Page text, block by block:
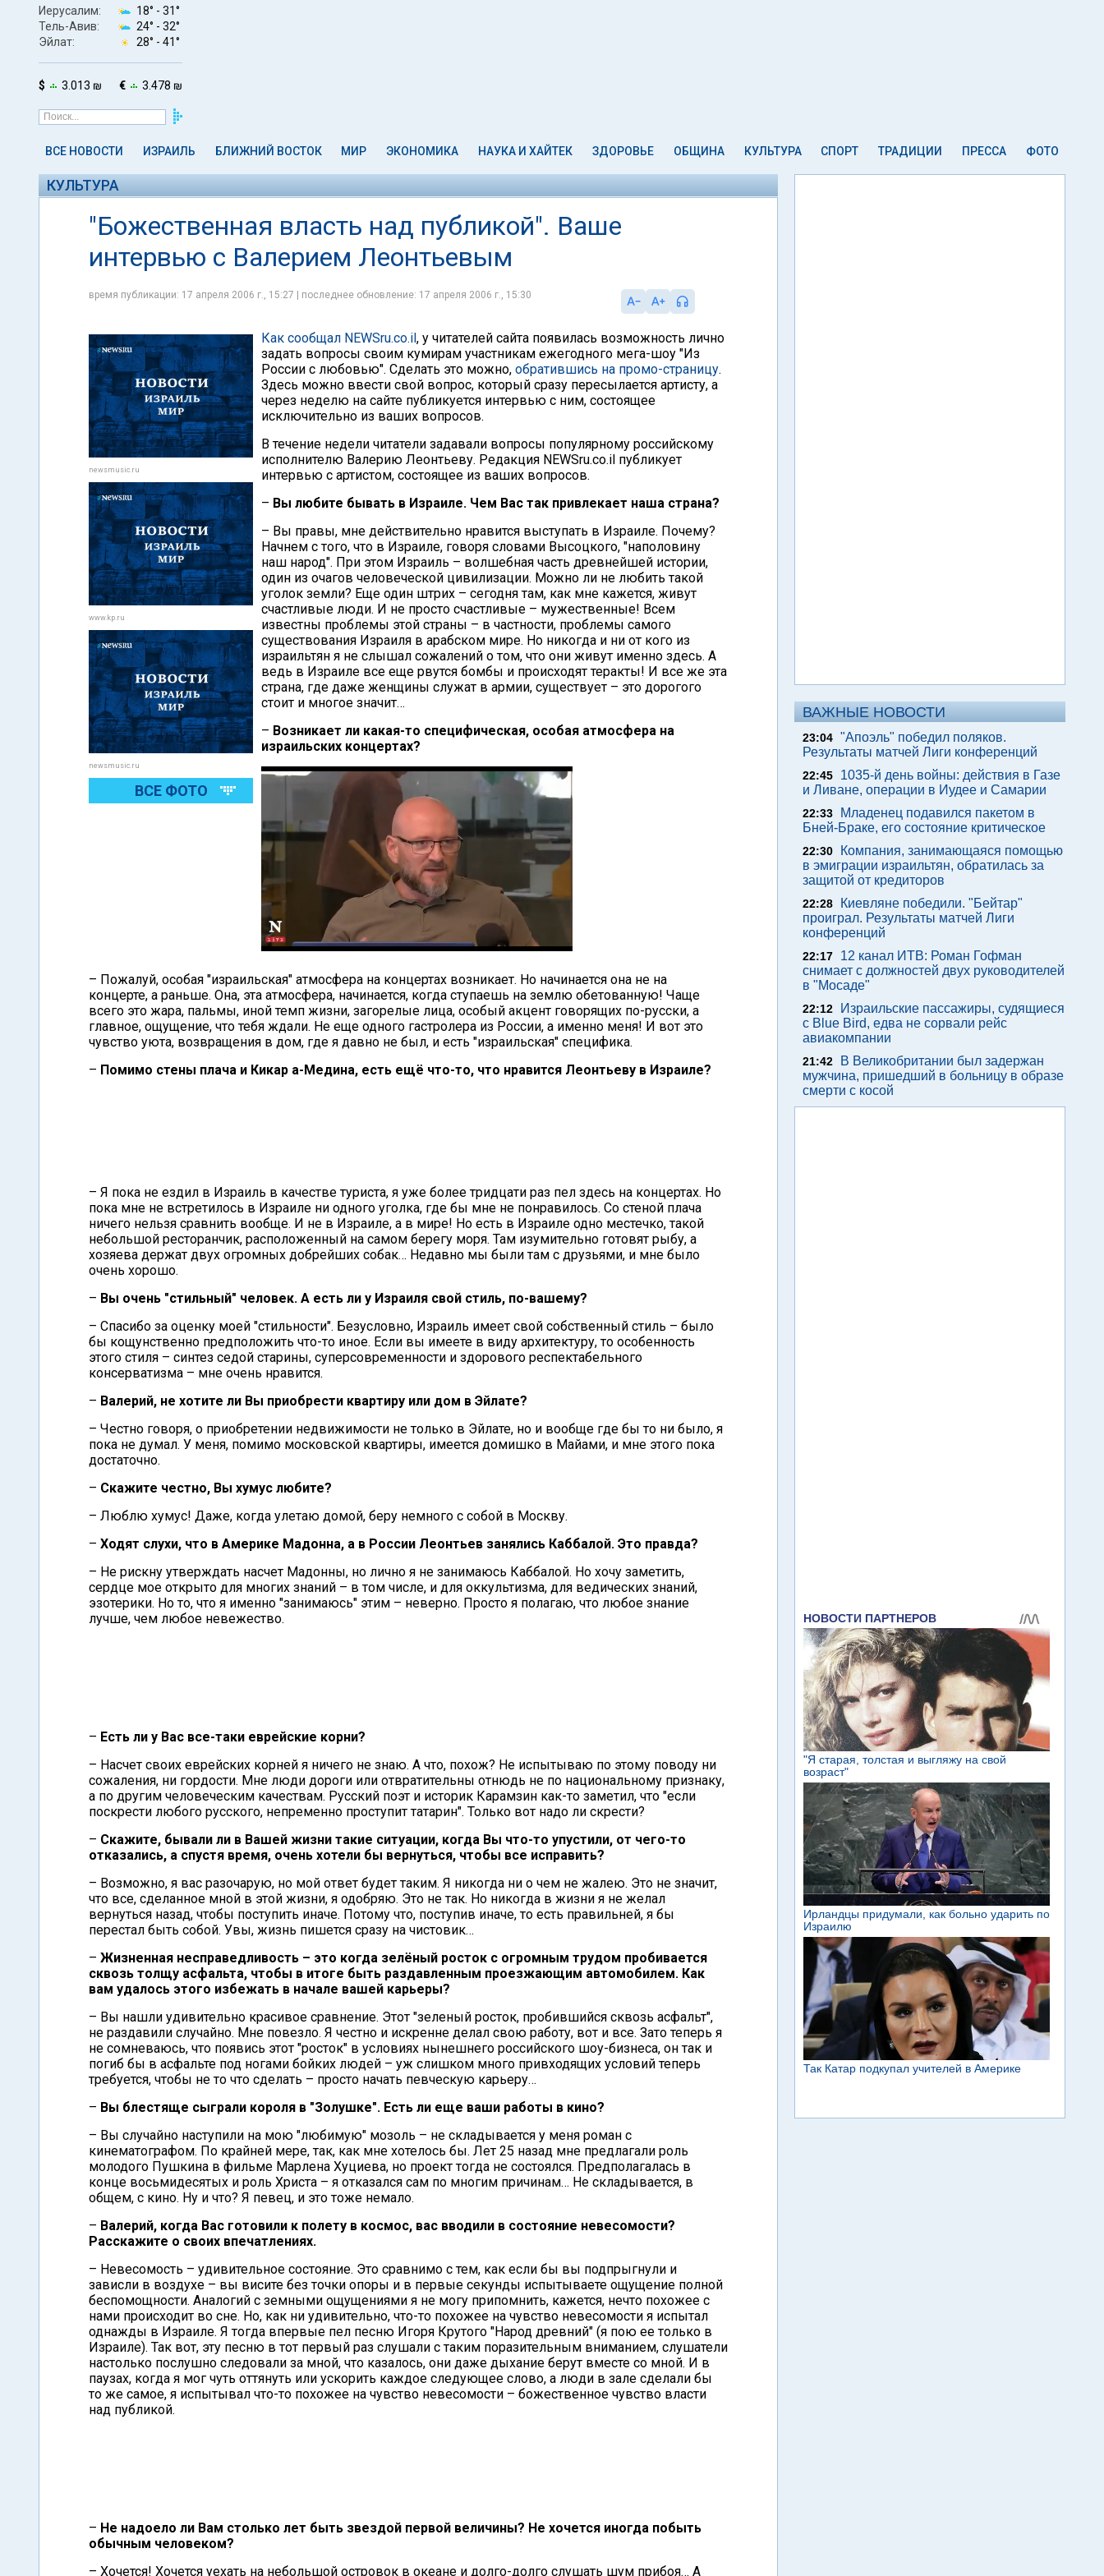
Иерусалим: 18° - 31°
Тель-Авив:
24° - 32°
Эйлат:
28° - 41°
$ 3.013 ₪ € 3.478 ₪
ВСЕ НОВОСТИ ИЗРАИЛЬ БЛИЖНИЙ ВОСТОК МИР ЭКОНОМИКА НАУКА И ХАЙТЕК ЗДОРОВЬЕ ОБЩИНА КУЛЬТУРА СПОРТ ТРАДИЦИИ ПРЕССА ФОТО
КУЛЬТУРА
"Божественная власть над публикой". Ваше
интервью с Валерием Леонтьевым
время публикации: 17 апреля 2006 г., 15:27 | последнее обновление: 17 апреля 2006 г., 15:30
newsmusic.ru
www.kp.ru
newsmusic.ru
ВСЕ ФОТО
Как сообщал NEWSru.co.il, у читателей сайта появилась возможность лично
задать вопросы своим кумирам участникам ежегодного мега-шоу "Из
России с любовью". Сделать это можно, обратившись на промо-страницу.
Здесь можно ввести свой вопрос, который сразу пересылается артисту, а
через неделю на сайте публикуется интервью с ним, состоящее
исключительно из ваших вопросов.
В течение недели читатели задавали вопросы популярному российскому
исполнителю Валерию Леонтьеву. Редакция NEWSru.co.il публикует
интервью с артистом, состоящее из ваших вопросов.
– Вы любите бывать в Израиле. Чем Вас так привлекает наша страна?
– Вы правы, мне действительно нравится выступать в Израиле. Почему?
Начнем с того, что в Израиле, говоря словами Высоцкого, "наполовину
наш народ". При этом Израиль – волшебная часть древнейшей истории,
один из очагов человеческой цивилизации. Можно ли не любить такой
уголок земли? Еще один штрих – сегодня там, как мне кажется, живут
счастливые люди. И не просто счастливые – мужественные! Всем
известны проблемы этой страны – в частности, проблемы самого
существования Израиля в арабском мире. Но никогда и ни от кого из
израильтян я не слышал сожалений о том, что они живут именно здесь. А
ведь в Израиле все еще рвутся бомбы и происходят теракты! И все же эта
страна, где даже женщины служат в армии, существует – это дорогого
стоит и многое значит…
– Возникает ли какая-то специфическая, особая атмосфера на
израильских концертах?
– Пожалуй, особая "израильская" атмосфера на концертах возникает. Но начинается она не на
концерте, а раньше. Она, эта атмосфера, начинается, когда ступаешь на землю обетованную! Чаще
всего это жара, пальмы, иной темп жизни, загорелые лица, особый акцент говорящих по-русски, а
главное, ощущение, что тебя ждали. Не еще одного гастролера из России, а именно меня! И вот это
чувство уюта, возвращения в дом, где я давно не был, и есть "израильская" специфика.
– Помимо стены плача и Кикар а-Медина, есть ещё что-то, что нравится Леонтьеву в Израиле?
– Я пока не ездил в Израиль в качестве туриста, я уже более тридцати раз пел здесь на концертах. Но
пока мне не встретилось в Израиле ни одного уголка, где бы мне не понравилось. Со стеной плача
ничего нельзя сравнить вообще. И не в Израиле, а в мире! Но есть в Израиле одно местечко, такой
небольшой ресторанчик, расположенный на самом берегу моря. Там изумительно готовят рыбу, а
хозяева держат двух огромных добрейших собак… Недавно мы были там с друзьями, и мне было
очень хорошо.
– Вы очень "стильный" человек. А есть ли у Израиля свой стиль, по-вашему?
– Спасибо за оценку моей "стильности". Безусловно, Израиль имеет свой собственный стиль – было
бы кощунственно предположить что-то иное. Если вы имеете в виду архитектуру, то особенность
этого стиля – синтез седой старины, суперсовременности и здорового респектабельного
консерватизма – мне очень нравится.
– Валерий, не хотите ли Вы приобрести квартиру или дом в Эйлате?
– Честно говоря, о приобретении недвижимости не только в Эйлате, но и вообще где бы то ни было, я
пока не думал. У меня, помимо московской квартиры, имеется домишко в Майами, и мне этого пока
достаточно.
– Скажите честно, Вы хумус любите?
– Люблю хумус! Даже, когда улетаю домой, беру немного с собой в Москву.
– Ходят слухи, что в Америке Мадонна, а в России Леонтьев занялись Каббалой. Это правда?
– Не рискну утверждать насчет Мадонны, но лично я не занимаюсь Каббалой. Но хочу заметить,
сердце мое открыто для многих знаний – в том числе, и для оккультизма, для ведических знаний,
эзотерики. Но то, что я именно "занимаюсь" этим – неверно. Просто я полагаю, что любое знание
лучше, чем любое невежество.
– Есть ли у Вас все-таки еврейские корни?
– Насчет своих еврейских корней я ничего не знаю. А что, похож? Не испытываю по этому поводу ни
сожаления, ни гордости. Мне люди дороги или отвратительны отнюдь не по национальному признаку,
а по другим человеческим качествам. Русский поэт и историк Карамзин как-то заметил, что "если
поскрести любого русского, непременно проступит татарин". Только вот надо ли скрести?
– Скажите, бывали ли в Вашей жизни такие ситуации, когда Вы что-то упустили, от чего-то
отказались, а спустя время, очень хотели бы вернуться, чтобы все исправить?
– Возможно, я вас разочарую, но мой ответ будет таким. Я никогда ни о чем не жалею. Это не значит,
что все, сделанное мной в этой жизни, я одобряю. Это не так. Но никогда в жизни я не желал
вернуться назад, чтобы поступить иначе. Потому что, поступив иначе, то есть правильней, я бы
перестал быть собой. Увы, жизнь пишется сразу на чистовик…
– Жизненная несправедливость – это когда зелёный росток с огромным трудом пробивается
сквозь толщу асфальта, чтобы в итоге быть раздавленным проезжающим автомобилем. Как
вам удалось этого избежать в начале вашей карьеры?
– Вы нашли удивительно красивое сравнение. Этот "зеленый росток, пробившийся сквозь асфальт",
не раздавили случайно. Мне повезло. Я честно и искренне делал свою работу, вот и все. Зато теперь я
не сомневаюсь, что появись этот "росток" в условиях нынешнего российского шоу-бизнеса, он так и
погиб бы в асфальте под ногами бойких людей – уж слишком много привходящих условий теперь
требуется, чтобы не то что сделать – просто начать певческую карьеру…
– Вы блестяще сыграли короля в "Золушке". Есть ли еще ваши работы в кино?
– Вы случайно наступили на мою "любимую" мозоль – не складывается у меня роман с
кинематографом. По крайней мере, так, как мне хотелось бы. Лет 25 назад мне предлагали роль
молодого Пушкина в фильме Марлена Хуциева, но проект тогда не состоялся. Предполагалась в
конце восьмидесятых и роль Христа – я отказался сам по многим причинам… Не складывается, в
общем, с кино. Ну и что? Я певец, и это тоже немало.
– Валерий, когда Вас готовили к полету в космос, вас вводили в состояние невесомости?
Расскажите о своих впечатлениях.
– Невесомость – удивительное состояние. Это сравнимо с тем, как если бы вы подпрыгнули и
зависли в воздухе – вы висите без точки опоры и в первые секунды испытываете ощущение полной
беспомощности. Аналогий с земными ощущениями я не могу припомнить, кажется, нечто похожее с
нами происходит во сне. Но, как ни удивительно, что-то похожее на чувство невесомости я испытал
однажды в Израиле. Я тогда впервые пел песню Игоря Крутого "Народ древний" (я пою ее только в
Израиле). Так вот, эту песню в тот первый раз слушали с таким поразительным вниманием, слушатели
настолько послушно следовали за мной, что казалось, они даже дыхание берут вместе со мной. И в
паузах, когда я мог чуть оттянуть или ускорить каждое следующее слово, а люди в зале сделали бы
то же самое, я испытывал что-то похожее на чувство невесомости – божественное чувство власти
над публикой.
– Не надоело ли Вам столько лет быть звездой первой величины? Не хочется иногда побыть
обычным человеком?
– Хочется! Хочется уехать на небольшой островок в океане и долго-долго слушать шум прибоя… А
ВАЖНЫЕ НОВОСТИ
23:04 "Апоэль" победил поляков.
Результаты матчей Лиги конференций
22:45
1035-й день войны: действия в Газе
и Ливане, операции в Иудее и Самарии
22:33
Младенец подавился пакетом в
Бней-Браке, его состояние критическое
22:30
Компания, занимающаяся помощью
в эмиграции израильтян, обратилась за
защитой от кредиторов
22:28
Киевляне победили. "Бейтар"
проиграл. Результаты матчей Лиги
конференций
22:17
12 канал ИТВ: Роман Гофман
снимает с должностей двух руководителей
в "Мосаде"
22:12
Израильские пассажиры, судящиеся
с Blue Bird, едва не сорвали рейс
авиакомпании
21:42
В Великобритании был задержан
мужчина, пришедший в больницу в образе
смерти с косой